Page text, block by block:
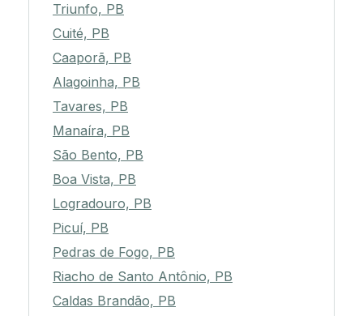
Triunfo, PB
Cuité, PB
Caaporã, PB
Alagoinha, PB
Tavares, PB
Manaíra, PB
São Bento, PB
Boa Vista, PB
Logradouro, PB
Picuí, PB
Pedras de Fogo, PB
Riacho de Santo Antônio, PB
Caldas Brandão, PB